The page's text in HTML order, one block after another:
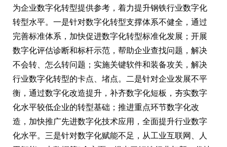
为企业数字化转型提供参考，着力提升钢铁行业数字化
转型水平。一是针对数字化转型支撑体系不健全，通过
完善标准体系，加快促进数字化转型标准化发展；开展
数字化评估诊断和标杆示范，帮助企业查找问题，解决
不会转、怎么转问题；实施关键软件和装备攻关，解决
行业数字化转型的卡点、堵点。二是针对企业发展不平
衡，通过数字化改造提升，补齐数字化短板，夯实数字
化水平较低企业的转型基础；推进重点环节数字化改
造，加快推广先进数字化技术应用，全面提升行业数字
化水平。三是针对数字化赋能不足，从工业互联网、人